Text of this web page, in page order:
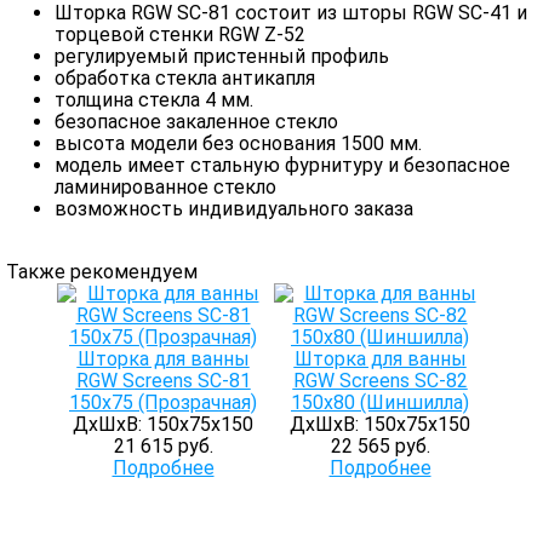
Шторка RGW SC-81 состоит из шторы RGW SC-41 и
торцевой стенки RGW Z-52
регулируемый пристенный профиль
обработка стекла антикапля
толщина стекла 4 мм.
безопасное закаленное стекло
высота модели без основания 1500 мм.
модель имеет стальную фурнитуру и безопасное
ламинированное стекло
возможность индивидуального заказа
Также рекомендуем
Шторка для ванны
RGW Screens SC-81
150х75 (Прозрачная)
ДхШхВ: 150х75х150
21 615 руб.
Подробнее
Шторка для ванны
RGW Screens SC-82
150х80 (Шиншилла)
ДхШхВ: 150х75х150
22 565 руб.
Подробнее